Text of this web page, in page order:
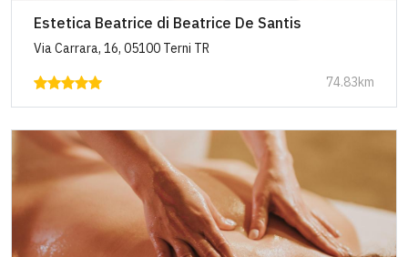
Estetica Beatrice di Beatrice De Santis
Via Carrara, 16, 05100 Terni TR
74.83km